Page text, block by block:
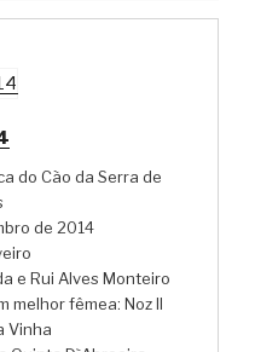
do Cão da Serra de
de 2014
e Rui Alves Monteiro
melhor fêmea: Noz II
Vinha